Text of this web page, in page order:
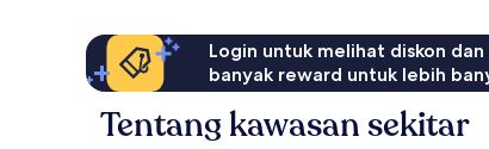
Login untuk melihat diskon
banyak reward untuk lebih
Tentang kawasan sekitar